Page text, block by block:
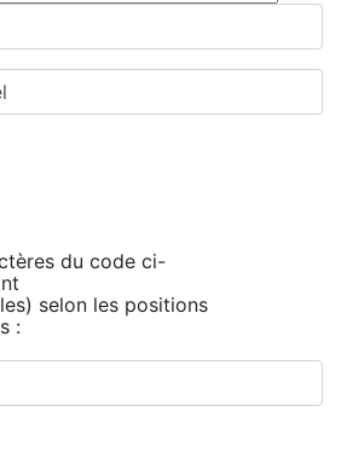
du code ci-
selon les positions
: